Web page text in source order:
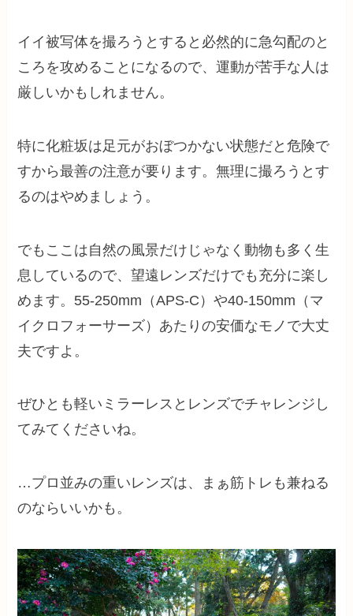
イイ被写体を撮ろうとすると必然的に急勾配のと
ころを攻めることになるので、運動が苦手な人は
厳しいかもしれません。
特に化粧坂は足元がおぼつかない状態だと危険で
すから最善の注意が要ります。無理に撮ろうとす
るのはやめましょう。
でもここは自然の風景だけじゃなく動物も多く生
息しているので、望遠レンズだけでも充分に楽し
めます。55-250mm（APS-C）や40-150mm（マ
イクロフォーサーズ）あたりの安価なモノで大丈
夫ですよ。
ぜひとも軽いミラーレスとレンズでチャレンジし
てみてくださいね。
…プロ並みの重いレンズは、まぁ筋トレも兼ねる
のならいいかも。